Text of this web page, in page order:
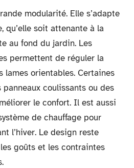
modularité. Elle s’adapte
qu’elle soit attenante à la
au fond du jardin. Les
permettent de réguler la
lames orientables. Certaines
coulissants ou des
le confort. Il est aussi
de chauffage pour
l’hiver. Le design reste
goûts et les contraintes